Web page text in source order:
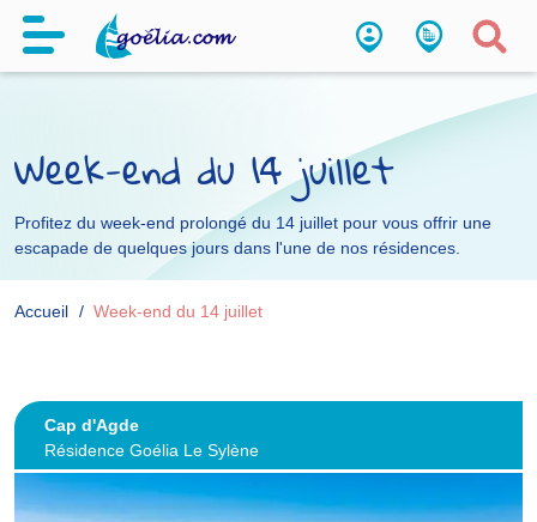
Week-end du 14 juillet
Profitez du week-end prolongé du 14 juillet pour vous offrir une
escapade de quelques jours dans l'une de nos résidences.
Accueil Week-end du 14 juillet
Cap d'Agde
Résidence Goélia Le Sylène